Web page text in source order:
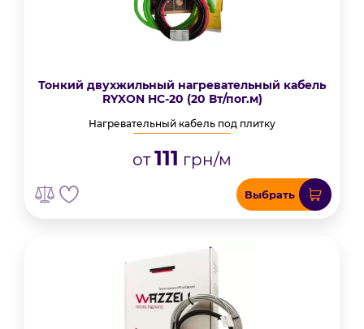
Тонкий двухжильный нагревательный кабель
RYXON HC-20 (20 Вт/пог.м)
Нагревательный кабель под плитку
от111 грн/м
Выбрать